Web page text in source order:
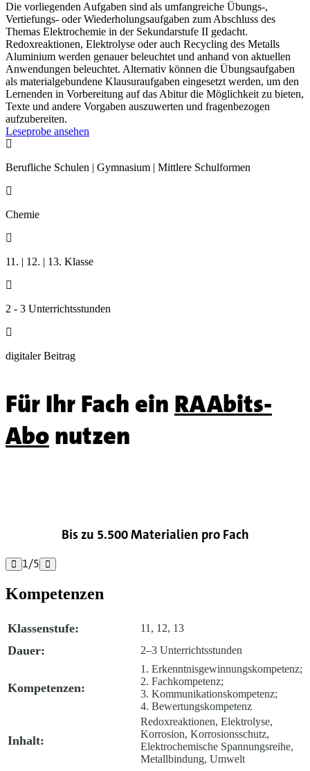
Die vorliegenden Aufgaben sind als umfangreiche Übungs-,
Vertiefungs- oder Wiederholungsaufgaben zum Abschluss des
Themas Elektrochemie in der Sekundarstufe II gedacht.
Redoxreaktionen, Elektrolyse oder auch Recycling des Metalls
Aluminium werden genauer beleuchtet und anhand von aktuellen
Anwendungen beleuchtet. Alternativ können die Übungsaufgaben
als materialgebundene Klausuraufgaben eingesetzt werden, um den
Lernenden in Vorbereitung auf das Abitur die Möglichkeit zu bieten,
Texte und andere Vorgaben auszuwerten und fragenbezogen
aufzubereiten.
Leseprobe ansehen

Berufliche Schulen | Gymnasium | Mittlere Schulformen

Chemie

11. | 12. | 13. Klasse

2 - 3 Unterrichtsstunden

digitaler Beitrag
Für Ihr Fach ein RAAbits-
Abonutzen
Bis zu 5.500 Materialien pro Fach
 1/5 
Kompetenzen
Klassenstufe: 11, 12, 13
Dauer: 2–3 Unterrichtsstunden
Kompetenzen:
1. Erkenntnisgewinnungskompetenz;
2. Fachkompetenz;
3. Kommunikationskompetenz;
4. Bewertungskompetenz
Inhalt:
Redoxreaktionen, Elektrolyse,
Korrosion, Korrosionsschutz,
Elektrochemische Spannungsreihe,
Metallbindung, Umwelt